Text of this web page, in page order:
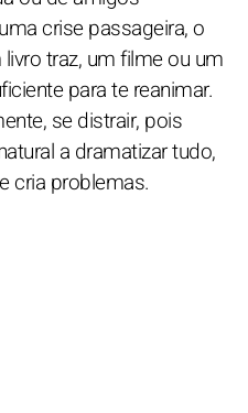
crise passageira, o
traz, um filme ou um
para te reanimar.
se distrair, pois
a dramatizar tudo,
cria problemas.